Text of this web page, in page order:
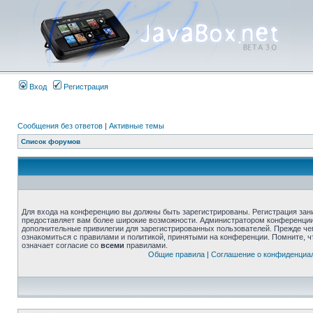
Вход Регистрация
Сообщения без ответов | Активные темы
Список форумов
Для входа на конференцию вы должны быть зарегистрированы. Регистрация
предоставляет вам более широкие возможности. Администратором
дополнительные привилегии для зарегистрированных пользователей. Прежде
ознакомиться с правилами и политикой, принятыми на конференции. Помните,
означает согласие со всеми правилами.
Общие правила| Соглашение о